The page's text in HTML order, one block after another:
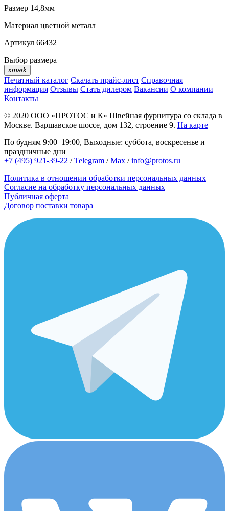
Размер 14,8мм
Материал цветной металл
Артикул 66432
Выбор размера
xmark
Печатный каталог Скачать прайс-лист Справочная
информация Отзывы Стать дилером Вакансии О компании
Контакты
© 2020 ООО «ПРОТОС и К» Швейная фурнитура со склада в
Москве. Варшавское шоссе, дом 132, строение 9. На карте
По будням 9:00–19:00, Выходные: суббота, воскресенье и
праздничные дни
+7 (495) 921-39-22 /Telegram /Max /info@protos.ru
Политика в отношении обработки персональных данных
Согласие на обработку персональных данных
Публичная оферта
Договор поставки товара